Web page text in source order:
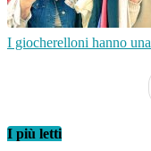
I giocherelloni hanno
I più letti